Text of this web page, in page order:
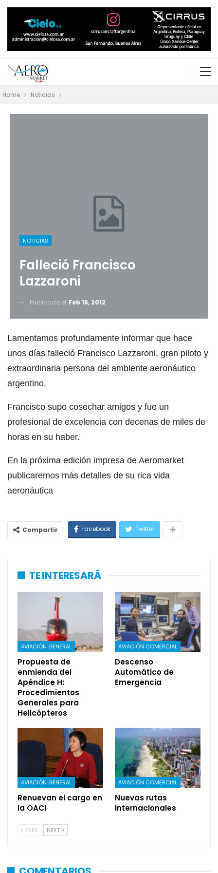
Home Noticias
NOTICIAS
Falleció Francisco
Lazzaroni
Publicado el Feb 16, 2012
Lamentamos profundamente informar que hace
unos días falleció Francisco Lazzaroni, gran piloto y
extraordinaria persona del ambiente aeronáutico
argentino.
Francisco supo cosechar amigos y fue un
profesional de excelencia con decenas de miles de
horas en su haber.
En la próxima edición impresa de Aeromarket
publicaremos más detalles de su rica vida
aeronáutica
Compartir Facebook Twitter
TE INTERESARÁ
AVIACIÓN GENERAL
Propuesta de
enmienda del
Apéndice H:
Procedimientos
Generales para
Helicópteros
AVIACIÓN COMERCIAL
Descenso
Automático de
Emergencia
AVIACIÓN GENERAL
Renuevan el cargo en
la OACI
AVIACIÓN COMERCIAL
Nuevas rutas
internacionales
PREV NEXT